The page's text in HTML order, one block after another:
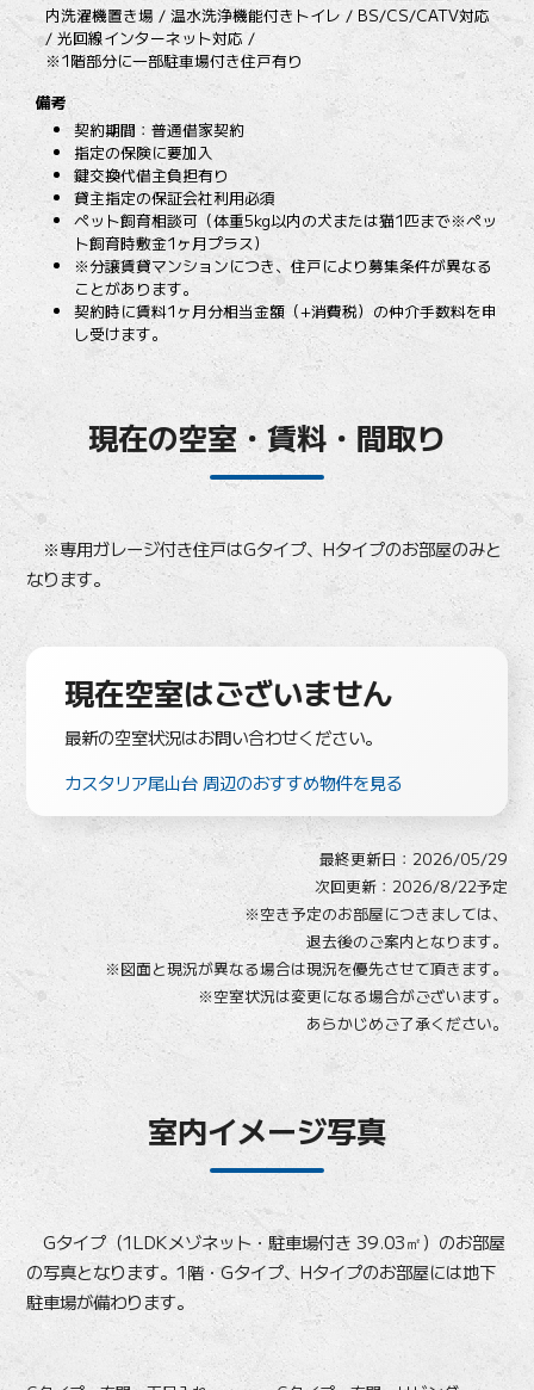
内洗濯機置き場 / 温水洗浄機能付きトイレ / BS/CS/CATV対応
/ 光回線インターネット対応 /
※1階部分に一部駐車場付き住戸有り
備考
契約期間：普通借家契約
指定の保険に要加入
鍵交換代借主負担有り
貸主指定の保証会社利用必須
ペット飼育相談可（体重5kg以内の犬または猫1匹まで※ペッ
ト飼育時敷金1ヶ月プラス）
※分譲賃貸マンションにつき、住戸により募集条件が異なる
ことがあります。
契約時に賃料1ヶ月分相当金額（+消費税）の仲介手数料を申
し受けます。
現在の空室・賃料・間取り
※専用ガレージ付き住戸はGタイプ、Hタイプのお部屋のみと
なります。
現在空室はございません
最新の空室状況はお問い合わせください。
カスタリア尾山台 周辺のおすすめ物件を見る
最終更新日： 2026/05/29
次回更新：2026/8/22予定
※空き予定のお部屋につきましては、
退去後のご案内となります。
※図面と現況が異なる場合は現況を優先させて頂きます。
※空室状況は変更になる場合がございます。
あらかじめご了承ください。
室内イメージ写真
Gタイプ（1LDKメゾネット・駐車場付き 39.03㎡）のお部屋
の写真となります。1階・Gタイプ、Hタイプのお部屋には地下
駐車場が備わります。